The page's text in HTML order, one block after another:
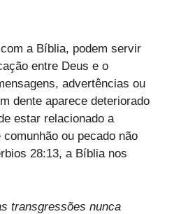
a Bíblia, podem servir
entre Deus e o
advertências ou
dente aparece deteriorado
estar relacionado a
ou pecado não
28:13, a Bíblia nos
transgressões nunca